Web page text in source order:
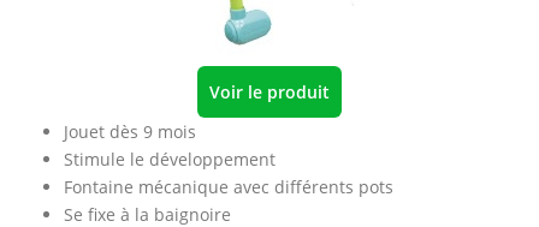
Voir le produit
Jouet dès 9 mois
Stimule le développement
Fontaine mécanique avec différents pots
Se fixe à la baignoire